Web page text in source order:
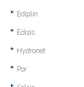
Ediplin
Edisis
Hydronet
Por